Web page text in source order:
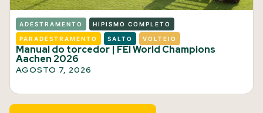
ADESTRAMENTO HIPISMO COMPLETO
PARADESTRAMENTO SALTO VOLTEIO
Manual do torcedor | FEI World Champions
Aachen 2026
AGOSTO 7, 2026